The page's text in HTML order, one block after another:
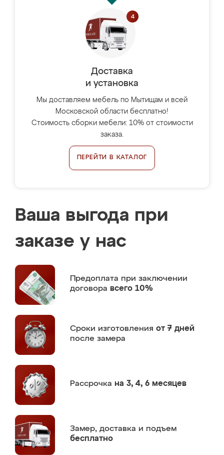
Доставка
и установка
Мы доставляем мебель по Мытищам и всей
Московской области бесплатно!
Стоимость сборки мебели: 10% от стоимости
заказа.
ПЕРЕЙТИ В КАТАЛОГ
Ваша выгода при
заказе у нас
Предоплата при заключении
договора всего 10%
Сроки изготовления от 7 дней
после замера
Рассрочка на 3, 4, 6 месяцев
Замер, доставка и подъем
бесплатно